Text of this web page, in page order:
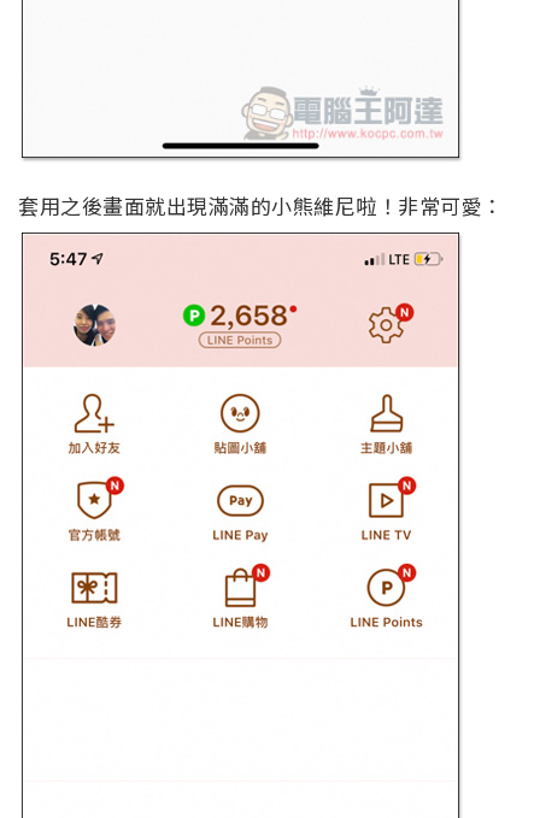
套用之後畫面就出現滿滿的小熊維尼啦！非常可愛：